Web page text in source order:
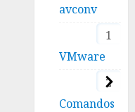
avconv
1
VMware
2
Comandos